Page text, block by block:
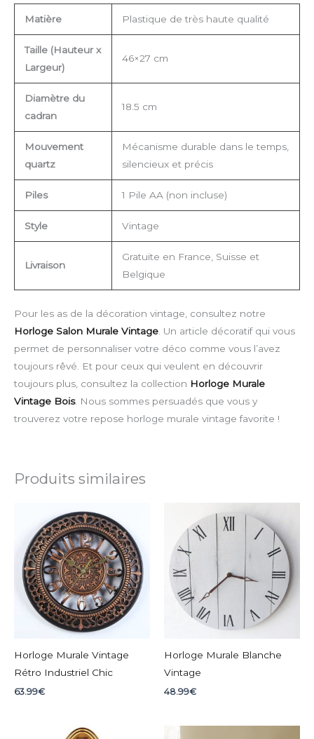
Matière Plastique de très haute qualité
Taille (Hauteur x
Largeur)
46×27 cm
Diamètre du
cadran
18.5 cm
Mouvement
quartz
Mécanisme durable dans le temps,
silencieux et précis
Piles 1 Pile AA (non incluse)
Style Vintage
Livraison
Gratuite en France, Suisse et
Belgique
Pour les as de la décoration vintage, consultez notre
Horloge Salon Murale Vintage . Un article décoratif qui vous
permet de personnaliser votre déco comme vous l’avez
toujours rêvé. Et pour ceux qui veulent en découvrir
toujours plus, consultez la collection Horloge Murale
Vintage Bois. Nous sommes persuadés que vous y
trouverez votre repose horloge murale vintage favorite !
Produits similaires
Horloge Murale Vintage
Rétro Industriel Chic
63.99€
Horloge Murale Blanche
Vintage
48.99€